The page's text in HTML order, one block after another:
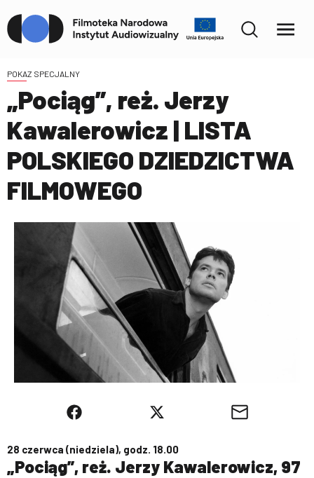
POKAZ SPECJALNY
„Pociąg”, reż. Jerzy
Kawalerowicz | LISTA
POLSKIEGO DZIEDZICTWA
FILMOWEGO
28 czerwca (niedziela), godz. 18.00
„Pociąg”, reż. Jerzy Kawalerowicz, 97